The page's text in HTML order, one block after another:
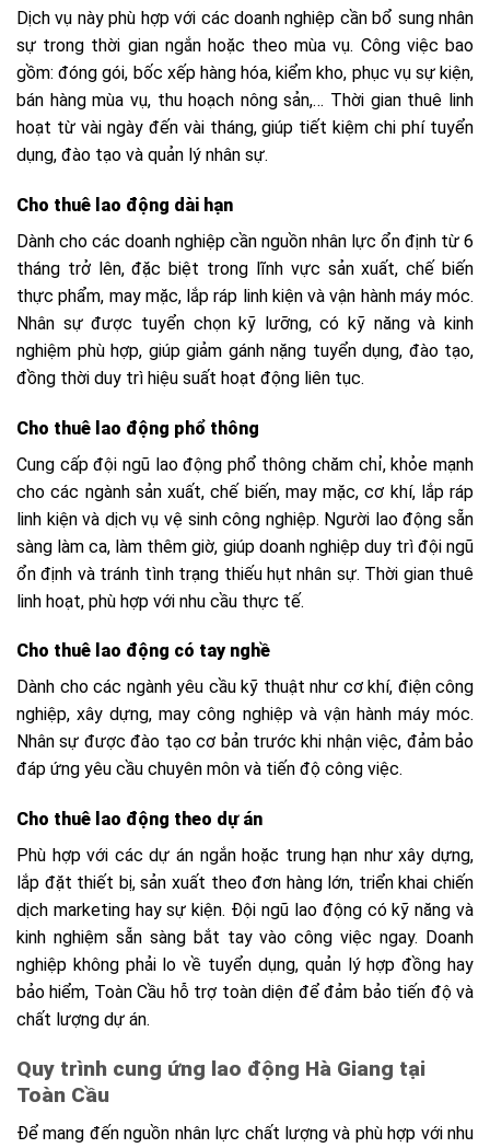
Dịch vụ này phù hợp với các doanh nghiệp cần bổ sung nhân
sự trong thời gian ngắn hoặc theo mùa vụ. Công việc bao
gồm: đóng gói, bốc xếp hàng hóa, kiểm kho, phục vụ sự kiện,
bán hàng mùa vụ, thu hoạch nông sản,… Thời gian thuê linh
hoạt từ vài ngày đến vài tháng, giúp tiết kiệm chi phí tuyển
dụng, đào tạo và quản lý nhân sự.
Cho thuê lao động dài hạn
Dành cho các doanh nghiệp cần nguồn nhân lực ổn định từ 6
tháng trở lên, đặc biệt trong lĩnh vực sản xuất, chế biến
thực phẩm, may mặc, lắp ráp linh kiện và vận hành máy móc.
Nhân sự được tuyển chọn kỹ lưỡng, có kỹ năng và kinh
nghiệm phù hợp, giúp giảm gánh nặng tuyển dụng, đào tạo,
đồng thời duy trì hiệu suất hoạt động liên tục.
Cho thuê lao động phổ thông
Cung cấp đội ngũ lao động phổ thông chăm chỉ, khỏe mạnh
cho các ngành sản xuất, chế biến, may mặc, cơ khí, lắp ráp
linh kiện và dịch vụ vệ sinh công nghiệp. Người lao động sẵn
sàng làm ca, làm thêm giờ, giúp doanh nghiệp duy trì đội ngũ
ổn định và tránh tình trạng thiếu hụt nhân sự. Thời gian thuê
linh hoạt, phù hợp với nhu cầu thực tế.
Cho thuê lao động có tay nghề
Dành cho các ngành yêu cầu kỹ thuật như cơ khí, điện công
nghiệp, xây dựng, may công nghiệp và vận hành máy móc.
Nhân sự được đào tạo cơ bản trước khi nhận việc, đảm bảo
đáp ứng yêu cầu chuyên môn và tiến độ công việc.
Cho thuê lao động theo dự án
Phù hợp với các dự án ngắn hoặc trung hạn như xây dựng,
lắp đặt thiết bị, sản xuất theo đơn hàng lớn, triển khai chiến
dịch marketing hay sự kiện. Đội ngũ lao động có kỹ năng và
kinh nghiệm sẵn sàng bắt tay vào công việc ngay. Doanh
nghiệp không phải lo về tuyển dụng, quản lý hợp đồng hay
bảo hiểm, Toàn Cầu hỗ trợ toàn diện để đảm bảo tiến độ và
chất lượng dự án.
Quy trình cung ứng lao động Hà Giang tại
Toàn Cầu
Để mang đến nguồn nhân lực chất lượng và phù hợp với nhu